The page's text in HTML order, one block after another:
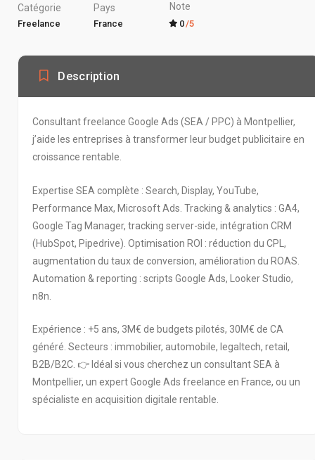
Catégorie
Freelance
Pays
France
Note
0/5
Description
Consultant freelance Google Ads (SEA / PPC) à Montpellier,
j’aide les entreprises à transformer leur budget publicitaire en
croissance rentable.
Expertise SEA complète : Search, Display, YouTube,
Performance Max, Microsoft Ads. Tracking & analytics : GA4,
Google Tag Manager, tracking server-side, intégration CRM
(HubSpot, Pipedrive). Optimisation ROI : réduction du CPL,
augmentation du taux de conversion, amélioration du ROAS.
Automation & reporting : scripts Google Ads, Looker Studio,
n8n.
Expérience : +5 ans, 3M€ de budgets pilotés, 30M€ de CA
généré. Secteurs : immobilier, automobile, legaltech, retail,
B2B/B2C. 👉 Idéal si vous cherchez un consultant SEA à
Montpellier, un expert Google Ads freelance en France, ou un
spécialiste en acquisition digitale rentable.